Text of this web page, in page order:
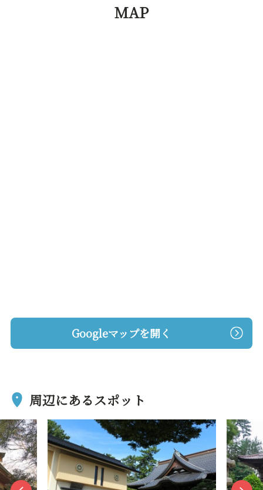
MAP
Googleマップを開く
周辺にあるスポット